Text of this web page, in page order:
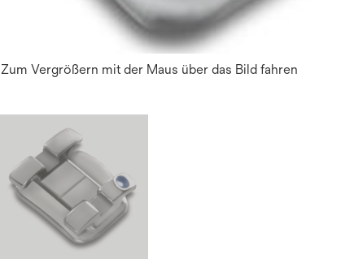
Zum Vergrößern mit der Maus über das Bild fahren